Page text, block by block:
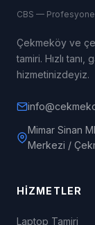
CBS —
Çekmeköy ve
tamiri. Hızlı
hizmetinizdeyiz.
Mimar Sinan
Merkezi /
HIZMETLER
Laptop Tamiri